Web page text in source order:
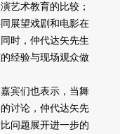
艺术教育的比较；
展望戏剧和电影在
时，仲代达矢先生
经验与现场观众做
宾们也表示，当舞
讨论，仲代达矢先
问题展开进一步的